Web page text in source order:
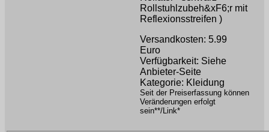
Rollstuhlzubeh&xF6;r mit
Reflexionsstreifen )
Versandkosten: 5.99
Euro
Verfügbarkeit: Siehe
Anbieter-Seite
Kategorie: Kleidung
Seit der Preiserfassung können
Veränderungen erfolgt
sein**/Link*